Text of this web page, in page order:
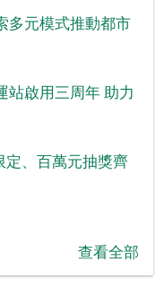
多元模式推動都市
站啟用三周年 助力
、百萬元抽獎齊
查看全部